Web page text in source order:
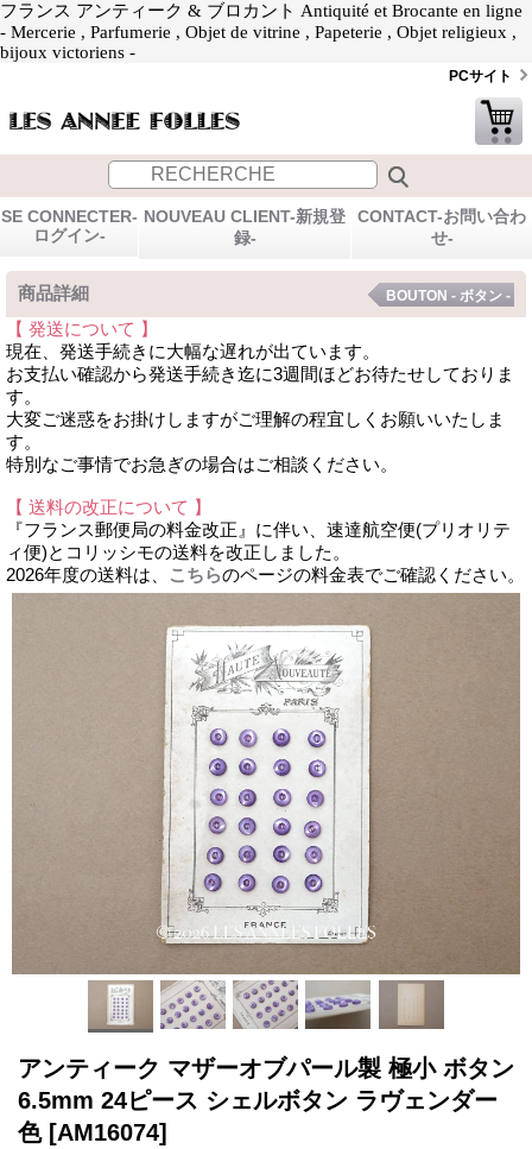
フランス アンティーク & ブロカント Antiquité et Brocante en ligne
- Mercerie , Parfumerie , Objet de vitrine , Papeterie , Objet religieux ,
bijoux victoriens -
PCサイト
SE CONNECTER-
ログイン-
NOUVEAU CLIENT-新規登
録-
CONTACT-お問い合わ
せ-
商品詳細 BOUTON - ボタン -
【 発送について 】
現在、発送手続きに大幅な遅れが出ています。
お支払い確認から発送手続き迄に3週間ほどお待たせしておりま
す。
大変ご迷惑をお掛けしますがご理解の程宜しくお願いいたしま
す。
特別なご事情でお急ぎの場合はご相談ください。
【 送料の改正について 】
『フランス郵便局の料金改正』に伴い、速達航空便(プリオリテ
ィ便)とコリッシモの送料を改正しました。
2026年度の送料は、
こちらのページの料金表でご確認ください。
アンティーク マザーオブパール製 極小 ボタン
6.5mm 24ピース シェルボタン ラヴェンダー
色 [AM16074]